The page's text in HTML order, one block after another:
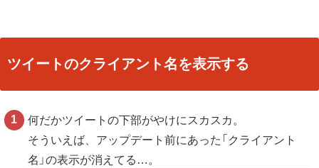
ツイートのクライアント名を表示する
何だかツイートの下部がやけにスカスカ。
そういえば、アップデート前にあった「クライアント
名」の表示が消えてる…。